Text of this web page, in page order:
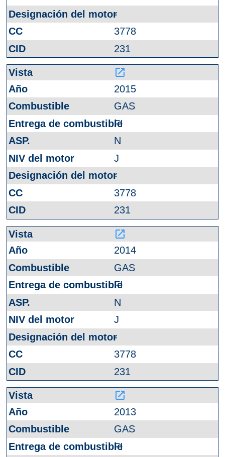
-
3778
231
launch
2015
GAS
FI
N
J
-
3778
231
launch
2014
GAS
FI
N
J
-
3778
231
launch
2013
GAS
FI